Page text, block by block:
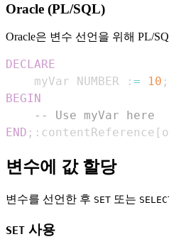
Oracle (PL/SQL)
Oracle은 변수 선언을 위해 PL/
DECLARE
    myVar NUMBER :
= 10 ;
BEGIN
-- Use myVar here
END ; :contentReference [
변수에 값 할당
변수를 선언한 후 SET 또는
SET 사용